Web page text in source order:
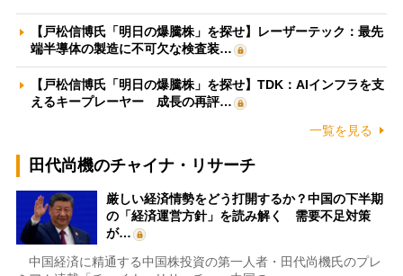
【戸松信博氏「明日の爆騰株」を探せ】レーザーテック：最先
端半導体の製造に不可欠な検査装…
【戸松信博氏「明日の爆騰株」を探せ】TDK：AIインフラを支
えるキープレーヤー 成長の再評…
一覧を見る
田代尚機のチャイナ・リサーチ
厳しい経済情勢をどう打開するか？中国の下半期
の「経済運営方針」を読み解く 需要不足対策
が…
中国経済に精通する中国株投資の第一人者・田代尚機氏のプレ